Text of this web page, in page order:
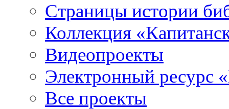
Страницы истории
Коллекция
Видеопроекты
Электронный ресурс
Все проекты